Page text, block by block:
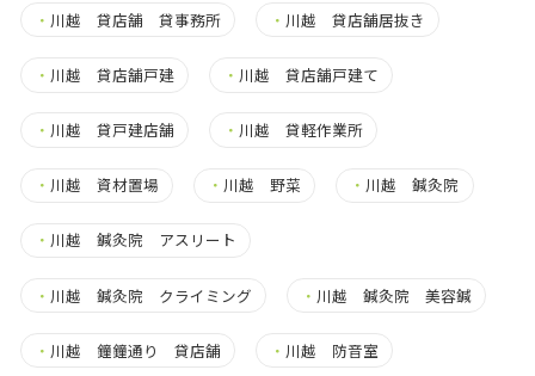
・ 川越 貸店舗 貸事務所 ・ 川越 貸店舗居抜き
・ 川越 貸店舗戸建 ・ 川越 貸店舗戸建て
・ 川越 貸戸建店舗 ・ 川越 貸軽作業所
・ 川越 資材置場 ・ 川越 野菜 ・ 川越 鍼灸院
・ 川越 鍼灸院 アスリート
・ 川越 鍼灸院 クライミング ・ 川越 鍼灸院 美容鍼
・ 川越 鐘鐘通り 貸店舗 ・ 川越 防音室